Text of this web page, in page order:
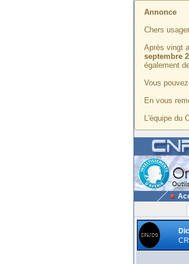
Annonce
Chers
Après vingt
septembre
également
Vous
En vous
L'équipe du